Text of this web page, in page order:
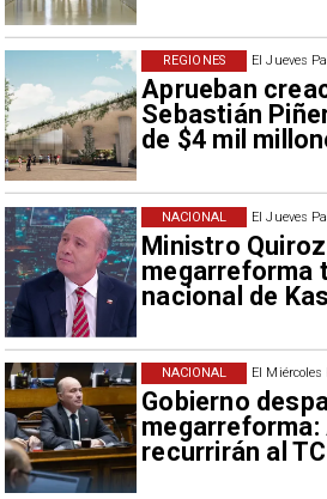
El Jueves
Aprueban
Sebastián
de $4 mil
REGIONES
El Jueves
Ministro
megarreforma
nacional de
NACIONAL
El Miércoles
Gobierno
megarreforma:
recurrirán al TC
NACIONAL